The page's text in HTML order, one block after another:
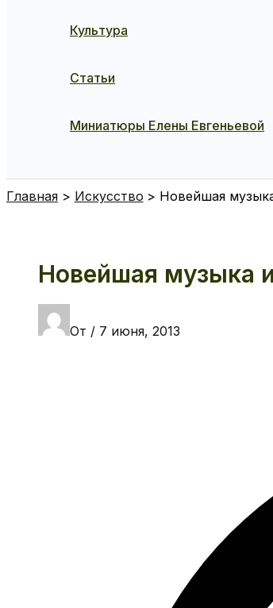
Культура
Статьи
Миниатюры Елены Евгеньевой
Главная Искусство Новейшая
Новейшая музыка
От / 7 июня, 2013